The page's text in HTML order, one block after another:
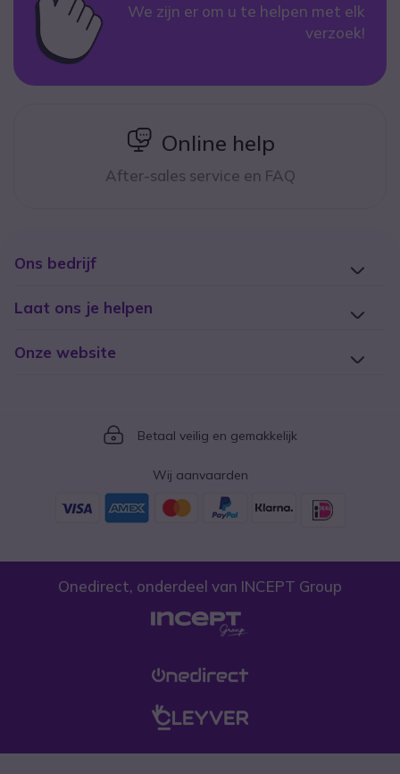
We zijn er om u te helpen met elk
verzoek!
icon
Online help
After-sales service en FAQ
Ons bedrijf
Laat ons je helpen
Onze website
Icon
Betaal veilig en gemakkelijk
Wij aanvaarden
Onedirect, onderdeel van INCEPT Group